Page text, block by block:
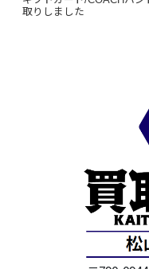
取りしました